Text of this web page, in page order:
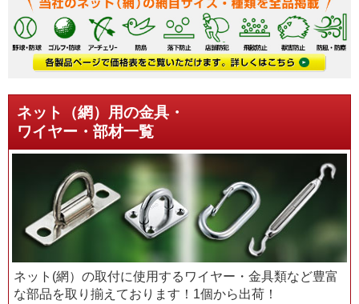
ネット（網）用の金具・
ワイヤー・部材一覧
ネット(網）の取付に使用するワイヤー・金具類など豊富
な部品を取り揃えております！1個から出荷！